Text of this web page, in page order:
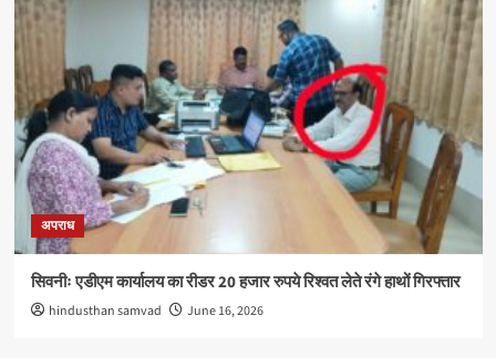
अपराध
सिवनीः एडीएम कार्यालय का रीडर 20 हजार रुपये रिश्वत लेते रंगे हाथों गिरफ्तार
hindusthan samvad June 16, 2026